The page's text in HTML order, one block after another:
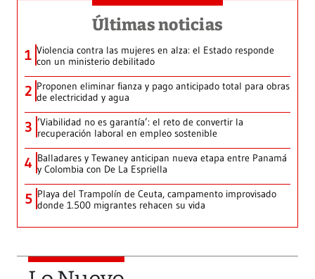
Últimas noticias
1 Violencia contra las mujeres en alza: el Estado responde
con un ministerio debilitado
2 Proponen eliminar fianza y pago anticipado total para obras
de electricidad y agua
3 ‘Viabilidad no es garantía’: el reto de convertir la
recuperación laboral en empleo sostenible
4 Balladares y Tewaney anticipan nueva etapa entre Panamá
y Colombia con De La Espriella
5 Playa del Trampolín de Ceuta, campamento improvisado
donde 1.500 migrantes rehacen su vida